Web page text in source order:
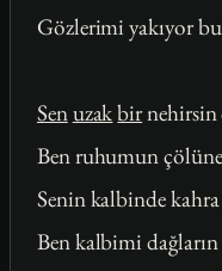
Gözlerimi yakıyor
Senuzakbirnehirsin
Ben ruhumun
Senin kalbinde
Ben kalbimi dağların